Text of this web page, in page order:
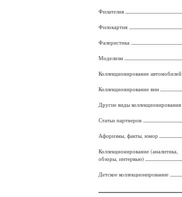
Филателия
Филокартия
Фалеристика
Моделизм
Коллекционирование автомобилей
Коллекционирование вин
Другие виды коллекционирования
Статьи партнеров
Афоризмы, факты, юмор
Коллекционирование (аналитика,
обзоры, интервью)
Детское коллекционирование